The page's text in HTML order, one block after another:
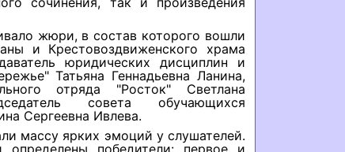
жюри, в состав которого вошли
и Крестовоздвиженского храма
юридических дисциплин и
Татьяна Геннадьевна Ланина,
отряда "Росток" Светлана
совета обучающихся
Сергеевна Ивлева.
массу ярких эмоций у слушателей.
победители: первое и